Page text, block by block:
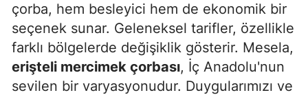
çorba, hem besleyici hem de ekonomik bir
seçenek sunar. Geleneksel tarifler, özellikle
farklı bölgelerde değişiklik gösterir. Mesela,
erişteli mercimek çorbası, İç Anadolu'nun
sevilen bir varyasyonudur. Duygularımızı ve